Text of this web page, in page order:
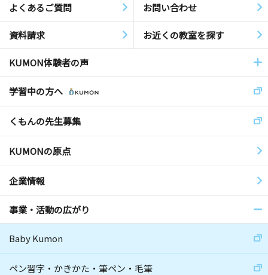
よくあるご質問 お問い合わせ
資料請求 お近くの教室を探す
KUMON体験者の声
学習中の方へ
くもんの先生募集
KUMONの原点
企業情報
事業・活動の広がり
Baby Kumon
ペン習字・かきかた・筆ペン・毛筆